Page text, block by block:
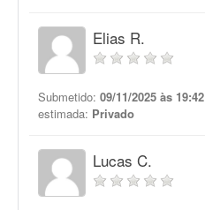
Elias R.
Submetido: 09/11/2025 às 19:42
estimada: Privado
Lucas C.